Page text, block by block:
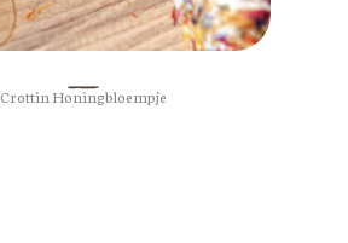
Crottin Honingbloempje